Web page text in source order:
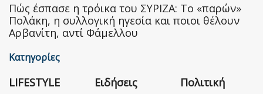
Πώς έσπασε η τρόικα του ΣΥΡΙΖΑ: Το «παρών»
Πολάκη, η συλλογική ηγεσία και ποιοι θέλουν
Αρβανίτη, αντί Φάμελλου
Κατηγορίες
LIFESTYLE
Ειδήσεις
Πολιτική